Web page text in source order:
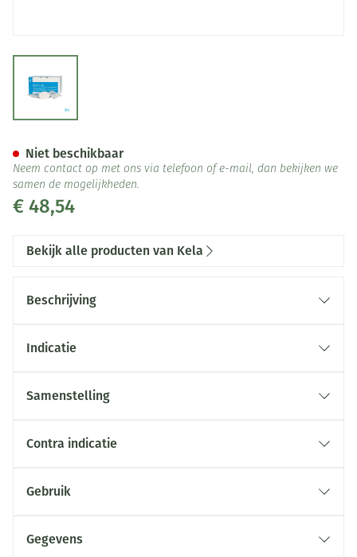
€ 48,54
Niet beschikbaar
Neem contact op met ons via telefoon of e-mail, dan bekijken we
samen de mogelijkheden.
Bekijk alle producten van Kela
Beschrijving
Indicatie
Samenstelling
Contra indicatie
Gebruik
Gegevens